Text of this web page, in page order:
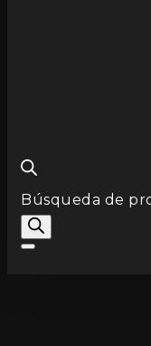
Búsqueda de